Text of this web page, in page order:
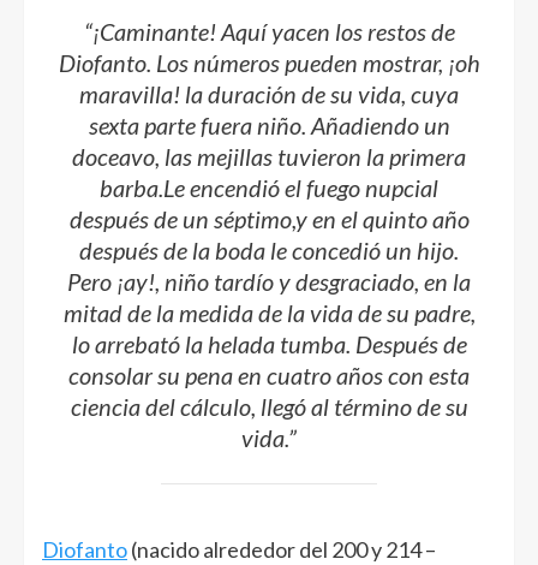
“¡Caminante! Aquí yacen los restos de
Diofanto. Los números pueden mostrar, ¡oh
maravilla! la duración de su vida, cuya
sexta parte fuera niño. Añadiendo un
doceavo, las mejillas tuvieron la primera
barba.Le encendió el fuego nupcial
después de un séptimo,y en el quinto año
después de la boda le concedió un hijo.
Pero ¡ay!, niño tardío y desgraciado, en la
mitad de la medida de la vida de su padre,
lo arrebató la helada tumba. Después de
consolar su pena en cuatro años con esta
ciencia del cálculo, llegó al término de su
vida.”
Diofanto(nacido alrededor del 200 y 214 –